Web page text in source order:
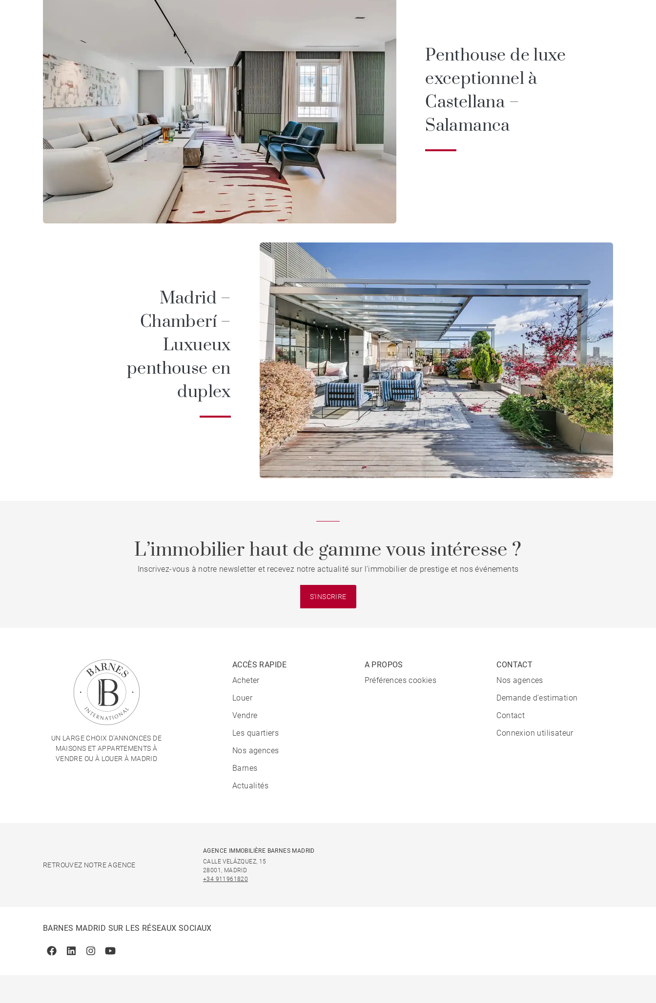
Penthouse de luxe
exceptionnel à
Castellana –
Salamanca
Madrid –
Chamberí –
Luxueux
penthouse en
duplex
L’immobilier haut de gamme vous intéresse ?
Inscrivez-vous à notre newsletter et recevez notre actualité sur l'immobilier de prestige et nos événements
S'INSCRIRE
UN LARGE CHOIX D'ANNONCES DE
MAISONS ET APPARTEMENTS À
VENDRE OU À LOUER À MADRID
ACCÈS RAPIDE
Acheter
Louer
Vendre
Les quartiers
Nos agences
Barnes
Actualités
A PROPOS
Préférences cookies
CONTACT
Nos agences
Demande d'estimation
Contact
Connexion utilisateur
RETROUVEZ NOTRE AGENCE
AGENCE IMMOBILIÈRE BARNES MADRID
CALLE VELÁZQUEZ, 15
28001, MADRID
+34 911961820
BARNES MADRID SUR LES RÉSEAUX SOCIAUX
FacebookLinkedinInstagramYoutube